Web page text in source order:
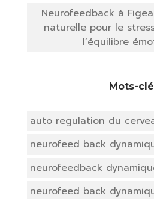
Neurofeedback à
naturelle pour le
l’équilibre
Mots-
auto regulation du
neurofeed back
neurofeedback
neurofeed back